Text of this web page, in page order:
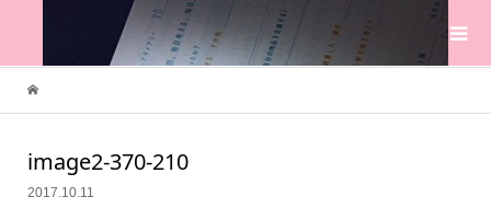
image2-370-210
2017.10.11